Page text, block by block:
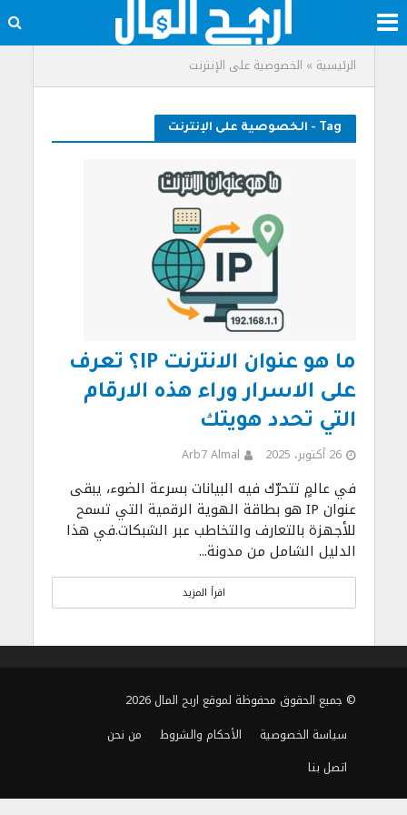
الرئيسية » الخصوصية على الإنترنت
Tag - الخصوصية على الإنترنت
ما هو عنوان الانترنت IP؟ تعرف
على الاسرار وراء هذه الارقام
التي تحدد هويتك
26 أكتوبر، 2025 Arb7 Almal
في عالمٍ تتحرّك فيه البيانات بسرعة الضوء، يبقى
عنوان IP هو بطاقة الهوية الرقمية التي تسمح
للأجهزة بالتعارف والتخاطب عبر الشبكات.في هذا
الدليل الشامل من مدونة...
اقرأ المزيد
© جميع الحقوق محفوظة لموقع اربح المال 2026
سياسة الخصوصية
الأحكام والشروط
من نحن
اتصل بنا